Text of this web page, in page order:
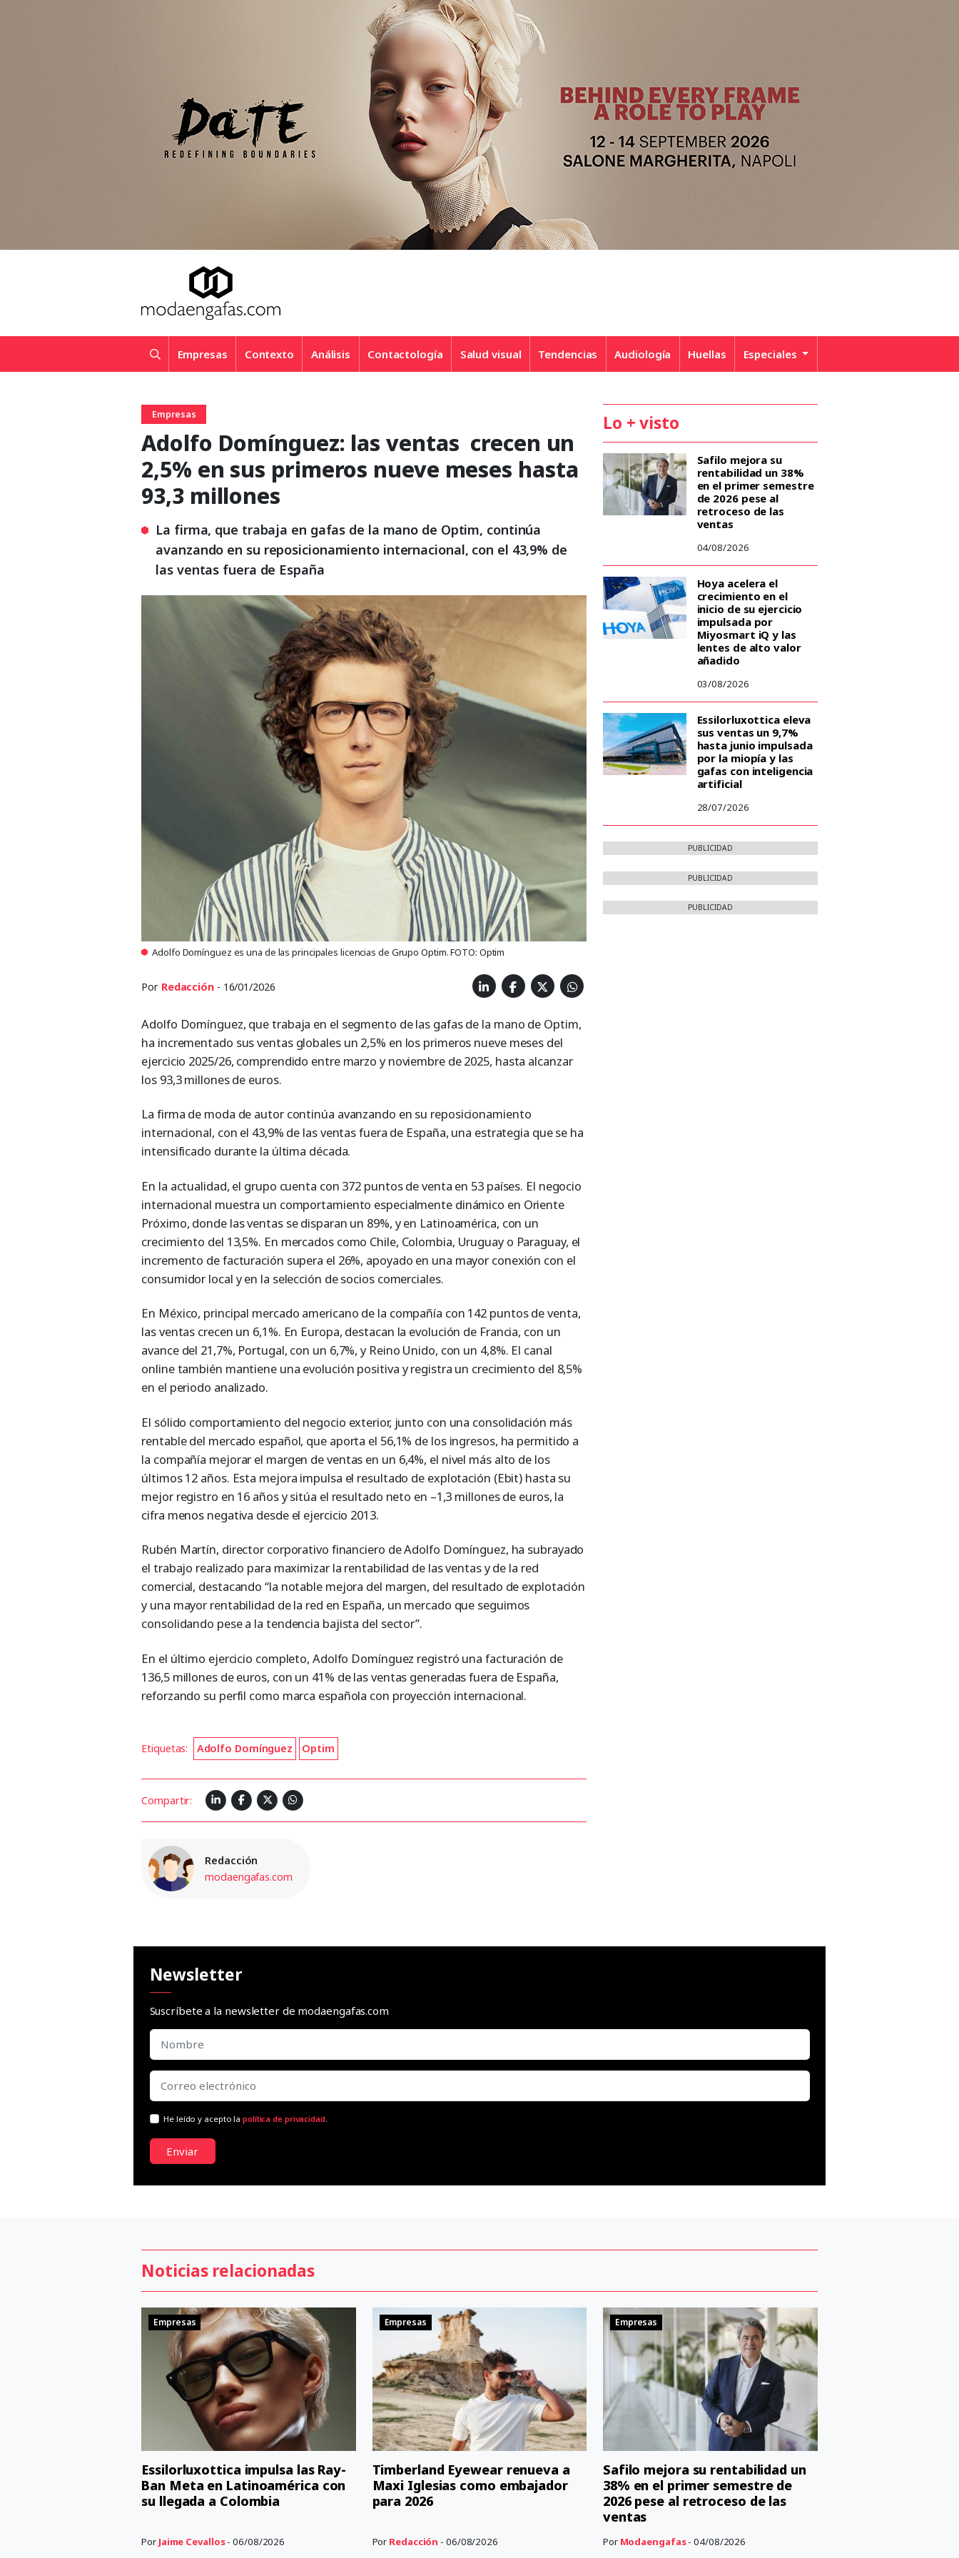
Empresas Contexto Análisis Contactología Salud visual Tendencias Audiología Huellas Especiales
Empresas
Adolfo Domínguez: las ventas crecen un
2,5% en sus primeros nueve meses hasta
93,3 millones
La firma, que trabaja en gafas de la mano de Optim, continúa
avanzando en su reposicionamiento internacional, con el 43,9% de
las ventas fuera de España
Adolfo Domínguez es una de las principales licencias de Grupo Optim. FOTO: Optim
Por Redacción- 16/01/2026
Adolfo Domínguez, que trabaja en el segmento de las gafas de la mano de Optim,
ha incrementado sus ventas globales un 2,5% en los primeros nueve meses del
ejercicio 2025/26, comprendido entre marzo y noviembre de 2025, hasta alcanzar
los 93,3 millones de euros.
La firma de moda de autor continúa avanzando en su reposicionamiento
internacional, con el 43,9% de las ventas fuera de España, una estrategia que se ha
intensificado durante la última década.
En la actualidad, el grupo cuenta con 372 puntos de venta en 53 países. El negocio
internacional muestra un comportamiento especialmente dinámico en Oriente
Próximo, donde las ventas se disparan un 89%, y en Latinoamérica, con un
crecimiento del 13,5%. En mercados como Chile, Colombia, Uruguay o Paraguay, el
incremento de facturación supera el 26%, apoyado en una mayor conexión con el
consumidor local y en la selección de socios comerciales.
En México, principal mercado americano de la compañía con 142 puntos de venta,
las ventas crecen un 6,1%. En Europa, destacan la evolución de Francia, con un
avance del 21,7%, Portugal, con un 6,7%, y Reino Unido, con un 4,8%. El canal
online también mantiene una evolución positiva y registra un crecimiento del 8,5%
en el periodo analizado.
El sólido comportamiento del negocio exterior, junto con una consolidación más
rentable del mercado español, que aporta el 56,1% de los ingresos, ha permitido a
la compañía mejorar el margen de ventas en un 6,4%, el nivel más alto de los
últimos 12 años. Esta mejora impulsa el resultado de explotación (Ebit) hasta su
mejor registro en 16 años y sitúa el resultado neto en –1,3 millones de euros, la
cifra menos negativa desde el ejercicio 2013.
Rubén Martín, director corporativo financiero de Adolfo Domínguez, ha subrayado
el trabajo realizado para maximizar la rentabilidad de las ventas y de la red
comercial, destacando “la notable mejora del margen, del resultado de explotación
y una mayor rentabilidad de la red en España, un mercado que seguimos
consolidando pese a la tendencia bajista del sector”.
En el último ejercicio completo, Adolfo Domínguez registró una facturación de
136,5 millones de euros, con un 41% de las ventas generadas fuera de España,
reforzando su perfil como marca española con proyección internacional.
Etiquetas: Adolfo Domínguez Optim
Compartir:
Redacción
modaengafas.com
Lo + visto
Safilo mejora su
rentabilidad un 38%
en el primer semestre
de 2026 pese al
retroceso de las
ventas
04/08/2026
Hoya acelera el
crecimiento en el
inicio de su ejercicio
impulsada por
Miyosmart iQ y las
lentes de alto valor
añadido
03/08/2026
Essilorluxottica eleva
sus ventas un 9,7%
hasta junio impulsada
por la miopía y las
gafas con inteligencia
artificial
28/07/2026
PUBLICIDAD
PUBLICIDAD
PUBLICIDAD
Newsletter
Suscríbete a la newsletter de modaengafas.com
He leído y acepto lapolítica de privacidad.
Enviar
Noticias relacionadas
Empresas
Essilorluxottica impulsa las Ray-
Ban Meta en Latinoamérica con
su llegada a Colombia
Por Jaime Cevallos- 06/08/2026
Empresas
Timberland Eyewear renueva a
Maxi Iglesias como embajador
para 2026
Por Redacción - 06/08/2026
Empresas
Safilo mejora su rentabilidad un
38% en el primer semestre de
2026 pese al retroceso de las
ventas
Por Modaengafas- 04/08/2026